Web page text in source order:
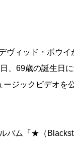
ヴィッド・ボウイ
、69歳の誕生日
ージックビデオを
バム『★（